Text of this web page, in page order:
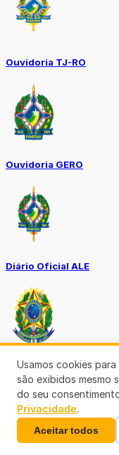
Ouvidoria TJ-RO
Ouvidoria GERO
Diário Oficial ALE
Diário Oficial da União
Usamos cookies
são exibidos mesmo
do seu
Privacidade.
Aceitar todos